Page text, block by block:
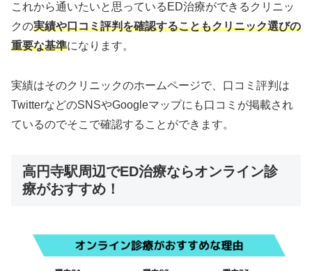
これから通いたいと思っているED治療ができるクリニッ
クの実績や口コミ評判を確認することもクリニック選びの
重要な基準になります。
実績はそのクリニックのホームページで、口コミ評判は
TwitterなどのSNSやGoogleマップにも口コミが掲載され
ているのでそこで確認することができます。
高円寺駅周辺でED治療ならオンライン診
療がおすすめ！